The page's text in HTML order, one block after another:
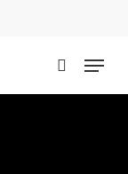
Menu